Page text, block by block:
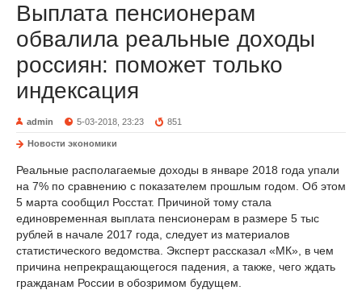
Выплата пенсионерам
обвалила реальные доходы
россиян: поможет только
индексация
admin 5-03-2018, 23:23 851
Новости экономики
Реальные располагаемые доходы в январе 2018 года упали
на 7% по сравнению с показателем прошлым годом. Об этом
5 марта сообщил Росстат. Причиной тому стала
единовременная выплата пенсионерам в размере 5 тыс
рублей в начале 2017 года, следует из материалов
статистического ведомства. Эксперт рассказал «МК», в чем
причина непрекращающегося падения, а также, чего ждать
гражданам России в обозримом будущем.